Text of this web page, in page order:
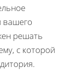
вашего
решать
с которой